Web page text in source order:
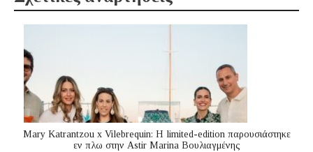
Mary Katrantzou x Vilebrequin: Η limited-edition παρουσιάστηκε
εν πλω στην Astir Marina Βουλιαγμένης